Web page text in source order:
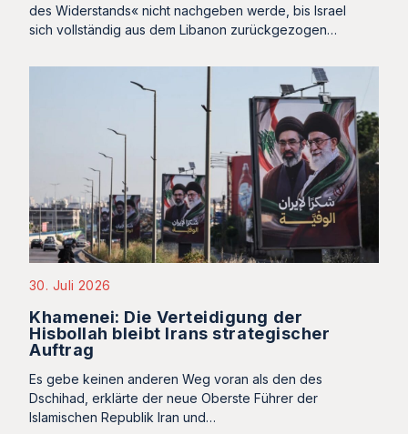
des Widerstands« nicht nachgeben werde, bis Israel
sich vollständig aus dem Libanon zurückgezogen…
30. Juli 2026
Khamenei: Die Verteidigung der
Hisbollah bleibt Irans strategischer
Auftrag
Es gebe keinen anderen Weg voran als den des
Dschihad, erklärte der neue Oberste Führer der
Islamischen Republik Iran und…